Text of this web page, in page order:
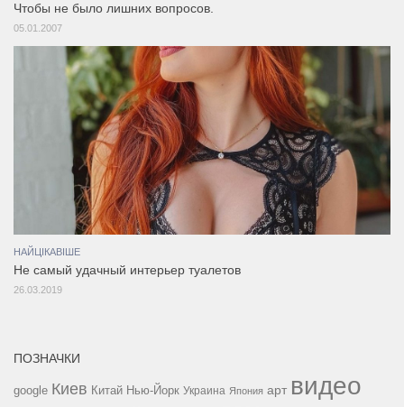
Чтобы не было лишних вопросов.
05.01.2007
НАЙЦІКАВІШЕ
Не самый удачный интерьер туалетов
26.03.2019
ПОЗНАЧКИ
google Киев Китай Нью-Йорк Украина Япония арт видео